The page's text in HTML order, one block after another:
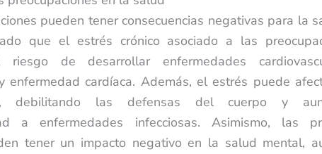
pueden tener consecuencias negativas para la
que el estrés crónico asociado a las
riesgo de desarrollar enfermedades
enfermedad cardíaca. Además, el estrés puede
debilitando las defensas del cuerpo y
a enfermedades infecciosas. Asimismo, las
tener un impacto negativo en la salud mental,